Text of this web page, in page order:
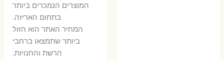
היה:
9 ₪.
6 ₪.
המוצרים הנמכרים ביותר
בתחום האריזה.
המחיר האתר הוא הזול
ביותר שתמצאו ברחבי
הרשת והחנויות.